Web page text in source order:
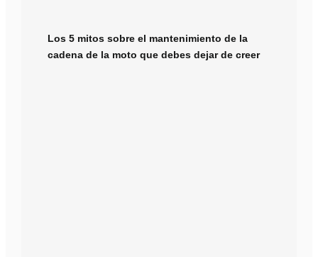
Los 5 mitos sobre el mantenimiento de la
cadena de la moto que debes dejar de creer